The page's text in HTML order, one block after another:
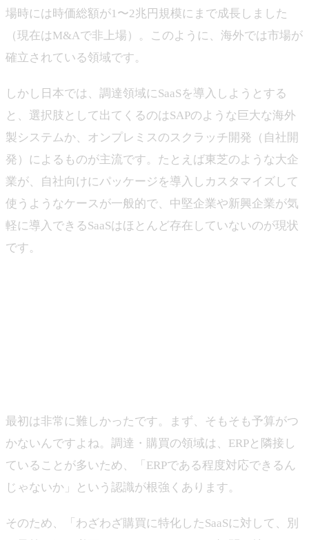
場時には時価総額が1〜2兆円規模にまで成長しました
（現在はM&Aで非上場）。このように、海外では市場が
確立されている領域です。
しかし日本では、調達領域にSaaSを導入しようとする
と、選択肢として出てくるのはSAPのような巨大な海外
製システムか、オンプレミスのスクラッチ開発（自社開
発）によるものが主流です。たとえば東芝のような大企
業が、自社向けにパッケージを導入しカスタマイズして
使うようなケースが一般的で、中堅企業や新興企業が気
軽に導入できるSaaSはほとんど存在していないのが現状
です。
最初は非常に難しかったです。まず、そもそも予算がつ
かないんですよね。調達・購買の領域は、ERPと隣接し
ていることが多いため、「ERPである程度対応できるん
じゃないか」という認識が根強くあります。
そのため、「わざわざ購買に特化したSaaSに対して、別